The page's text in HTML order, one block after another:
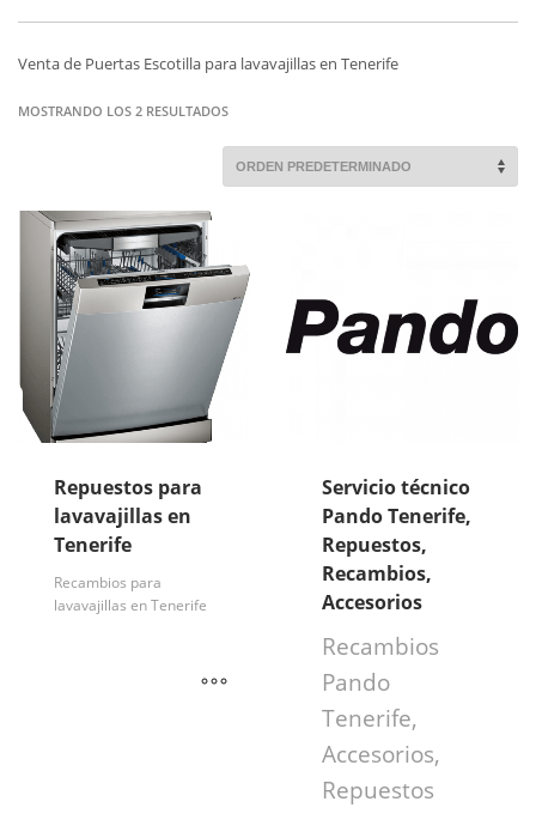
Venta de Puertas Escotilla para lavavajillas en Tenerife
MOSTRANDO LOS 2 RESULTADOS
Repuestos para
lavavajillas en
Tenerife
Recambios para
lavavajillas en Tenerife
Servicio técnico
Pando Tenerife,
Repuestos,
Recambios,
Accesorios
Recambios
Pando
Tenerife,
Accesorios,
Repuestos